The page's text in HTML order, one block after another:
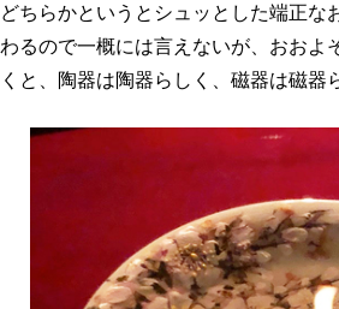
どちらかというとシュッとした端正
わるので一概には言えないが、おおよ
くと、陶器は陶器らしく、磁器は磁器